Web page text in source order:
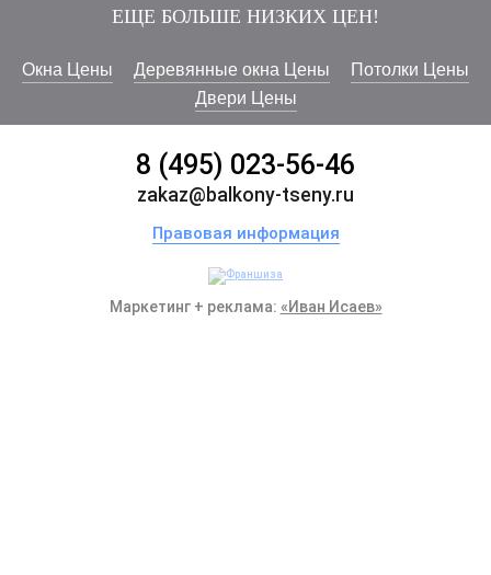
ЕЩЕ БОЛЬШЕ НИЗКИХ ЦЕН!
Окна Цены Деревянные окна Цены
Потолки Цены
Двери Цены
8 (495) 023-56-46
zakaz@balkony-tseny.ru
Правовая информация
Маркетинг + реклама: «Иван Исаев»